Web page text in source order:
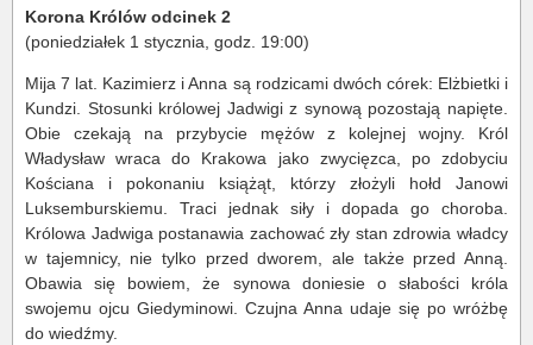
Korona Królów odcinek 2
(poniedziałek 1 stycznia, godz. 19:00)
Mija 7 lat. Kazimierz i Anna są rodzicami dwóch córek: Elżbietki i
Kundzi. Stosunki królowej Jadwigi z synową pozostają napięte.
Obie czekają na przybycie mężów z kolejnej wojny. Król
Władysław wraca do Krakowa jako zwycięzca, po zdobyciu
Kościana i pokonaniu książąt, którzy złożyli hołd Janowi
Luksemburskiemu. Traci jednak siły i dopada go choroba.
Królowa Jadwiga postanawia zachować zły stan zdrowia władcy
w tajemnicy, nie tylko przed dworem, ale także przed Anną.
Obawia się bowiem, że synowa doniesie o słabości króla
swojemu ojcu Giedyminowi. Czujna Anna udaje się po wróżbę
do wiedźmy.